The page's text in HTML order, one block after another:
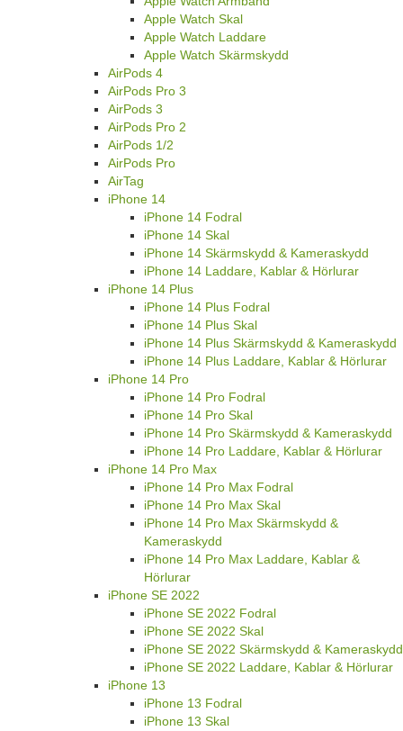
Apple Watch Skal
Apple Watch Laddare
Apple Watch Skärmskydd
AirPods 4
AirPods Pro 3
AirPods 3
AirPods Pro 2
AirPods 1/2
AirPods Pro
AirTag
iPhone 14
iPhone 14 Fodral
iPhone 14 Skal
iPhone 14 Skärmskydd & Kameraskydd
iPhone 14 Laddare, Kablar & Hörlurar
iPhone 14 Plus
iPhone 14 Plus Fodral
iPhone 14 Plus Skal
iPhone 14 Plus Skärmskydd & Kameraskydd
iPhone 14 Plus Laddare, Kablar & Hörlurar
iPhone 14 Pro
iPhone 14 Pro Fodral
iPhone 14 Pro Skal
iPhone 14 Pro Skärmskydd & Kameraskydd
iPhone 14 Pro Laddare, Kablar & Hörlurar
iPhone 14 Pro Max
iPhone 14 Pro Max Fodral
iPhone 14 Pro Max Skal
iPhone 14 Pro Max Skärmskydd &
Kameraskydd
iPhone 14 Pro Max Laddare, Kablar &
Hörlurar
iPhone SE 2022
iPhone SE 2022 Fodral
iPhone SE 2022 Skal
iPhone SE 2022 Skärmskydd & Kameraskydd
iPhone SE 2022 Laddare, Kablar & Hörlurar
iPhone 13
iPhone 13 Fodral
iPhone 13 Skal